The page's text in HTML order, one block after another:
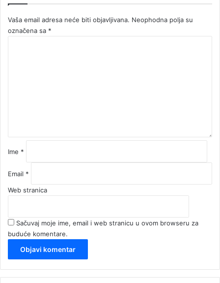
Vaša email adresa neće biti objavljivana. Neophodna polja su
označena sa *
Ime *
Email *
Web stranica
Sačuvaj moje ime, email i web stranicu u ovom browseru za
buduće komentare.